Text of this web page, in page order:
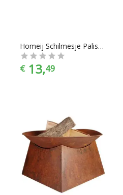
Homeij Schilmesje Palissanderhout 7 cm
€ 13,49